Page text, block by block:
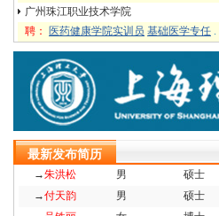
广州珠江职业技术学院
聘：
医药健康学院实训员 基础医学专任 .
最新发布简历
→朱洪松 男 硕士
→付天韵 男 硕士